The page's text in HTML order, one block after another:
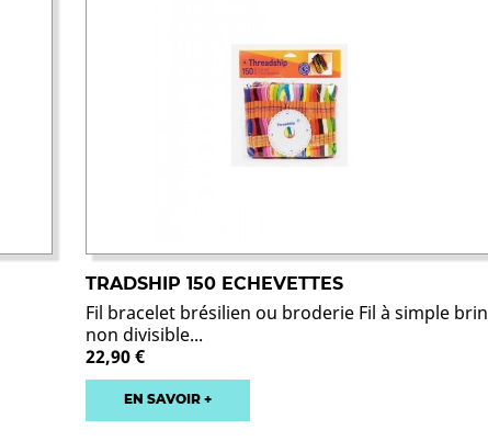
TRADSHIP 150 ECHEVETTES
Fil bracelet brésilien ou broderie Fil à simple brin
non divisible...
22,90 €
EN SAVOIR +